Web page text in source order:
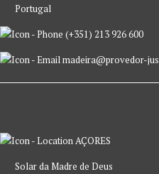
Portugal
(+351) 213 926 600
madeira@provedor-
AÇORES
Solar da Madre de Deus